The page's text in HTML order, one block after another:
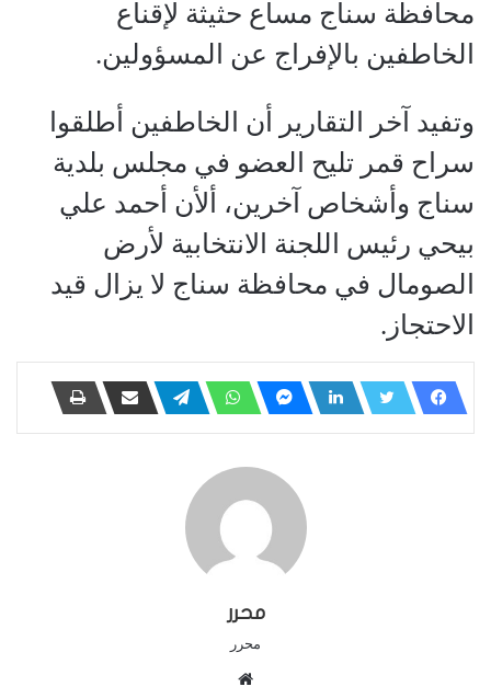
محافظة سناج مساع حثيثة لإقناع
الخاطفين بالإفراج عن المسؤولين.
وتفيد آخر التقارير أن الخاطفين أطلقوا
سراح قمر تليح العضو في مجلس بلدية
سناج وأشخاص آخرين، ألأن أحمد علي
بيحي رئيس اللجنة الانتخابية لأرض
الصومال في محافظة سناج لا يزال قيد
الاحتجاز.
محرر
محرر